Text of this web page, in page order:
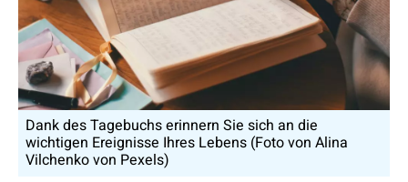
Dank des Tagebuchs erinnern Sie sich an die
wichtigen Ereignisse Ihres Lebens (Foto von Alina
Vilchenko von Pexels)